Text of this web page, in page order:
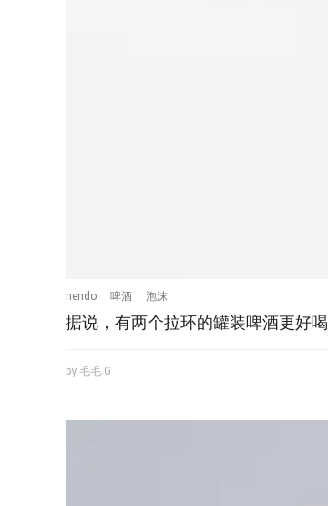
nendo 啤酒 泡沫
据说，有两个拉环的罐装啤酒更好喝
by 毛毛.G